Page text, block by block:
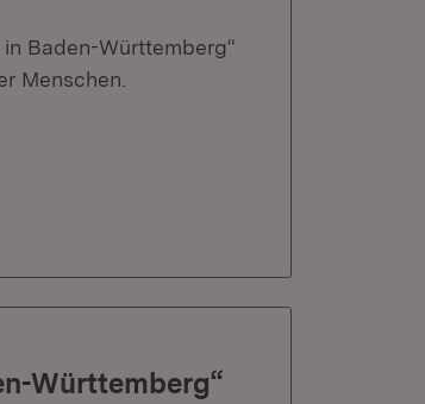
Baden-Württemberg“
Menschen.
Württemberg“